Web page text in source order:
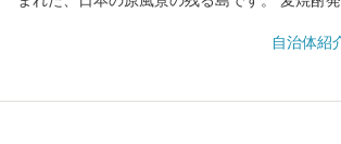
牛、ウニ、海産物など、豊饒な自然が育むS級
自治体紹